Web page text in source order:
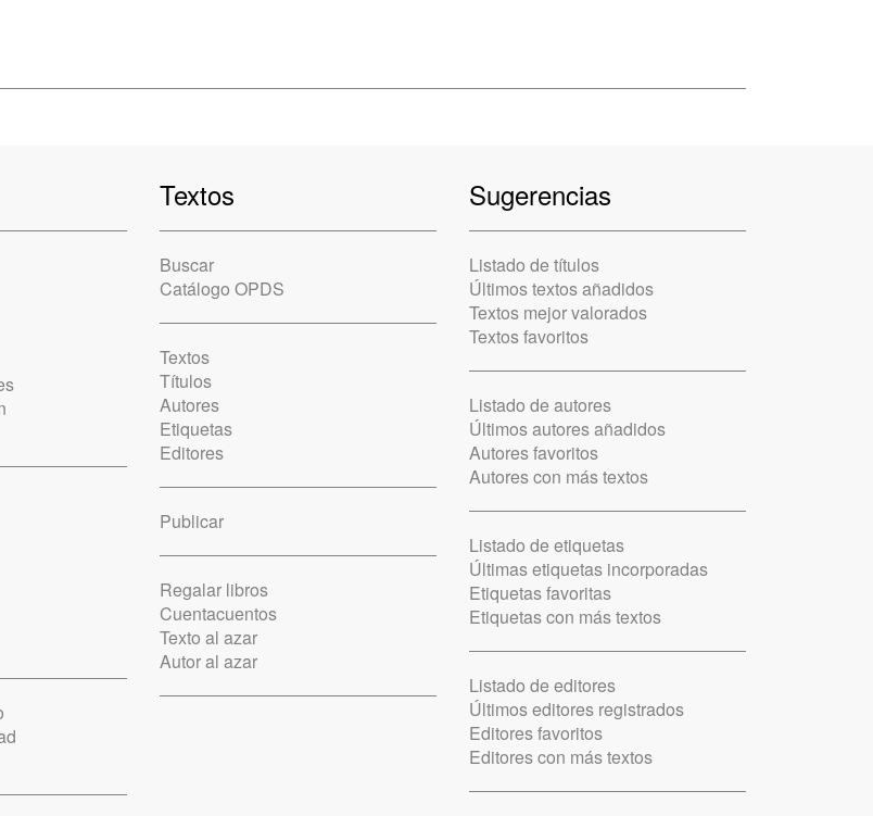
Textos
Buscar
Catálogo OPDS
Textos
Títulos
Autores
Etiquetas
Editores
Publicar
Regalar libros
Cuentacuentos
Texto al azar
Autor al azar
Sugerencias
Listado de títulos
Últimos textos añadidos
Textos mejor valorados
Textos favoritos
Listado de autores
Últimos autores añadidos
Autores favoritos
Autores con más textos
Listado de etiquetas
Últimas etiquetas incorporadas
Etiquetas favoritas
Etiquetas con más textos
Listado de editores
Últimos editores registrados
Editores favoritos
Editores con más textos